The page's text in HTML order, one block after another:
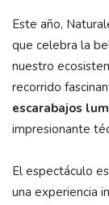
Este año,
que celebra la
nuestro
recorrido
escarabajos
impresionante
El espectáculo
una experiencia